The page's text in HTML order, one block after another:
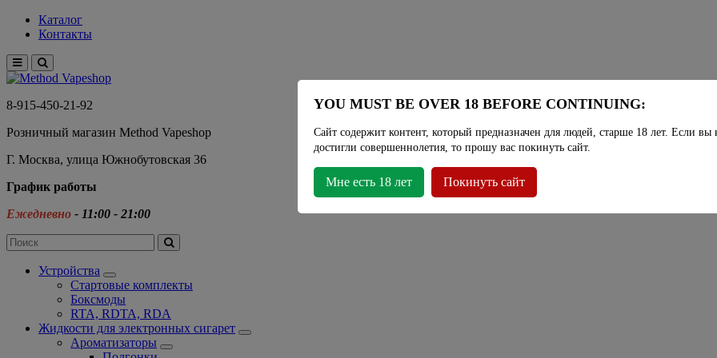
Каталог
Контакты
8-915-450-21-92
Розничный магазин Method Vapeshop
Г. Москва, улица Южнобутовская 36
График работы
Ежедневно - 11:00 - 21:00
Устройства
Стартовые комплекты
Боксмоды
RTA, RDTA, RDA
Жидкости для электронных сигарет
Ароматизаторы
YOU MUST BE OVER 18 BEFORE CONTINUING:
Сайт содержит контент, который предназначен для людей, старше 18 лет. Если вы
достигли совершеннолетия, то прошу вас покинуть сайт.
Мне есть 18 лет Покинуть сайт